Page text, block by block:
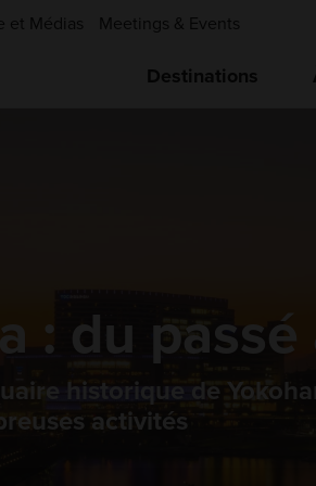
et Médias Meetings & Events
Destinations
: du
historique de
activités